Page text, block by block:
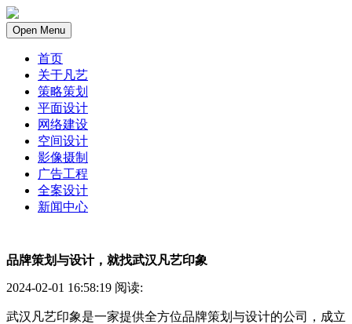
Open Menu
首页
关于凡艺
策略策划
平面设计
网络建设
空间设计
影像摄制
广告工程
全案设计
新闻中心
品牌策划与设计，就找武汉凡艺印象
2024-02-01 16:58:19 阅读:
武汉凡艺印象是一家提供全方位品牌策划与设计的公司，成立